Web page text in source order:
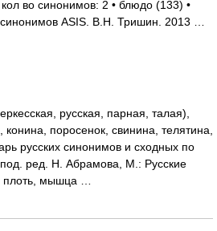
во синонимов: 2 • блюдо (133) •
ASIS. В.Н. Тришин. 2013 …
русская, парная, талая),
поросенок, свинина, телятина,
русских синонимов и сходных по
ред. Н. Абрамова, М.: Русские
плоть, мышца …